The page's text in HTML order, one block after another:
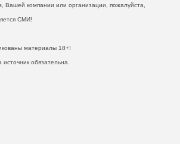
компании или организации, пожалуйста,
СМИ!
материалы 18+!
обязательна.